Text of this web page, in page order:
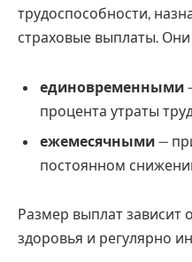
трудоспособности,
страховые выплаты.
единовременными
процента утраты
ежемесячными —
постоянном
Размер выплат зависит
здоровья и регулярно